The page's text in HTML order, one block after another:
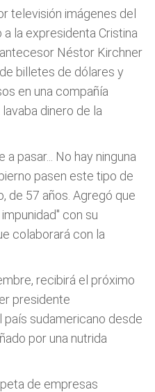
televisión imágenes del
la expresidenta Cristina
Néstor Kirchner
billetes de dólares y
en una compañía
dinero de la
pasar... No hay ninguna
pasen este tipo de
de 57 años. Agregó que
con su
colaborará con la
recibirá el próximo
presidente
país sudamericano desde
por una nutrida
de empresas